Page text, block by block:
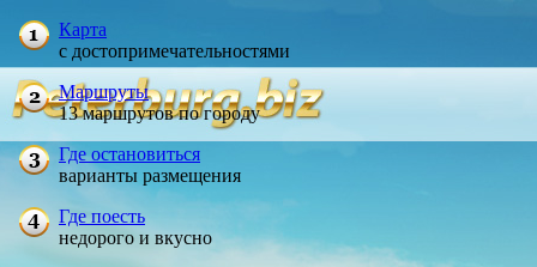
Карта
с достопримечательностями
Маршруты
13 маршрутов по городу
Где остановиться
варианты размещения
Где поесть
недорого и вкусно